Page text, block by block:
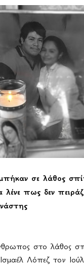
σε λάθος
πως δεν
στο λάθος
Λόπεζ τον